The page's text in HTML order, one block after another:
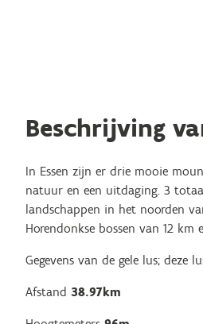
Beschrijving
In Essen zijn er drie mooie
natuur en een uitdaging. 3
landschappen in het noorden
Horendonkse bossen van 12
Gegevens van de gele lus; deze
Afstand 38.97km